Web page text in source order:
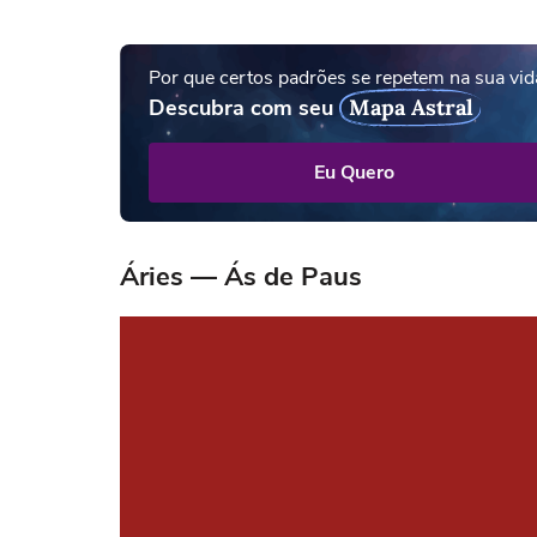
Por que certos padrões se repetem na sua
Descubra com seu Mapa Astral
Eu Quero
Áries — Ás de Paus